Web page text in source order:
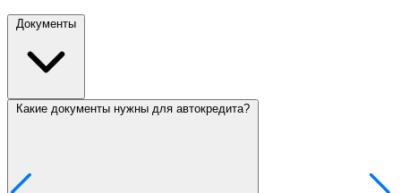
Документы
Какие документы нужны для автокредита?